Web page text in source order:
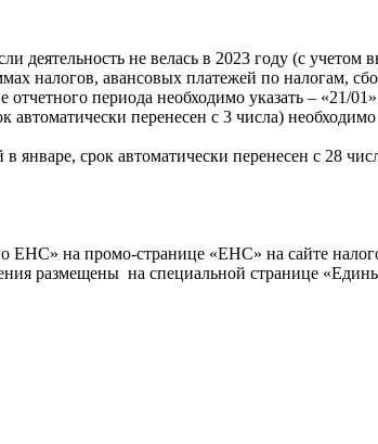
деятельность не велась в 2023 году (с
налогов, авансовых платежей по налогам,
периода необходимо указать – «21/
автоматически перенесен с 3 числа)
январе, срок автоматически перенесен с 28
на промо-странице «ЕНС» на сайте
размещены на специальной странице